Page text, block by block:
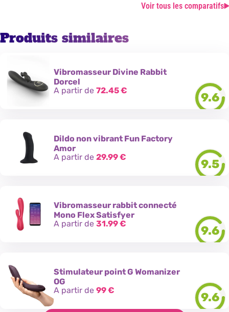
Voir tous les comparatifs
Produits similaires
Vibromasseur Divine Rabbit
Dorcel
A partir de 72.45€ 9.6
Dildo non vibrant Fun Factory
Amor
A partir de 29.99€ 9.5
Vibromasseur rabbit connecté
Mono Flex Satisfyer
A partir de 31.99€ 9.6
Stimulateur point G Womanizer
OG
A partir de 99€ 9.6